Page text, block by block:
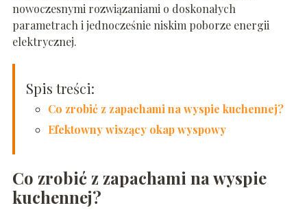
nowoczesnymi rozwiązaniami o doskonałych
parametrach i jednocześnie niskim poborze energii
elektrycznej.
Spis treści:
Co zrobić z zapachami na wyspie kuchennej?
Efektowny wiszący okap wyspowy
Co zrobić z zapachami na wyspie
kuchennej?